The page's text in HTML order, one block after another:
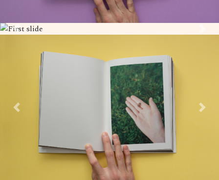
Previous Next
Previous Next